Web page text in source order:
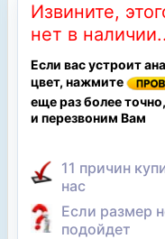
Извините,
нет в
Если вас устроит
цвет, нажмите
еще раз более
и перезвоним Вам
11 причин
нас
Если размер
подойдет